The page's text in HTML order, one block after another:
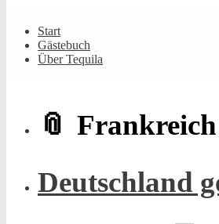
Navigation
Start
Gästebuch
Über Tequila
Frankreich
Deutschland